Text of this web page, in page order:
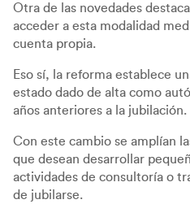
Otra de las novedades
acceder a esta modalidad
cuenta propia.
Eso sí, la reforma establece
estado dado de alta como
años anteriores a la jubilación.
Con este cambio se amplían
que desean desarrollar
actividades de consultoría o
de jubilarse.